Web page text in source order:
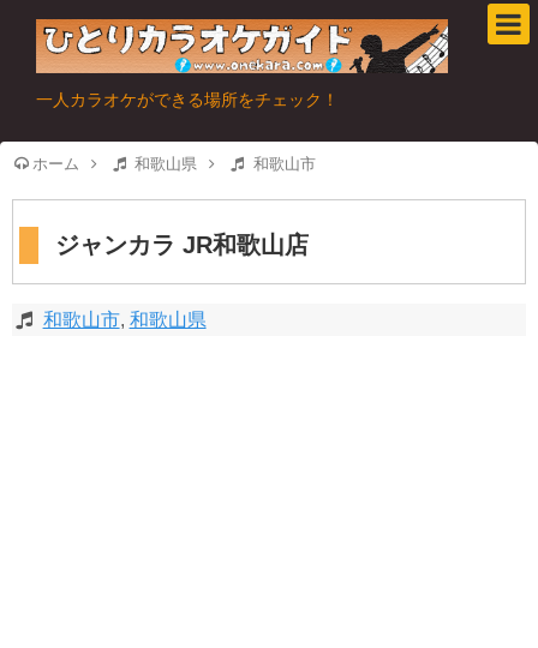
一人カラオケができる場所をチェック！
ホーム 和歌山県 和歌山市
ジャンカラ JR和歌山店
和歌山市, 和歌山県